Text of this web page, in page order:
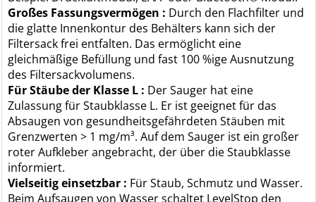
Großes Fassungsvermögen : Durch den Flachfilter und
die glatte Innenkontur des Behälters kann sich der
Filtersack frei entfalten. Das ermöglicht eine
gleichmäßige Befüllung und fast 100 %ige Ausnutzung
des Filtersackvolumens.
Für Stäube der Klasse L : Der Sauger hat eine
Zulassung für Staubklasse L. Er ist geeignet für das
Absaugen von gesundheitsgefährdeten Stäuben mit
Grenzwerten > 1 mg/m³. Auf dem Sauger ist ein großer
roter Aufkleber angebracht, der über die Staubklasse
informiert.
Vielseitig einsetzbar : Für Staub, Schmutz und Wasser.
Beim Aufsaugen von Wasser schaltet LevelStop den